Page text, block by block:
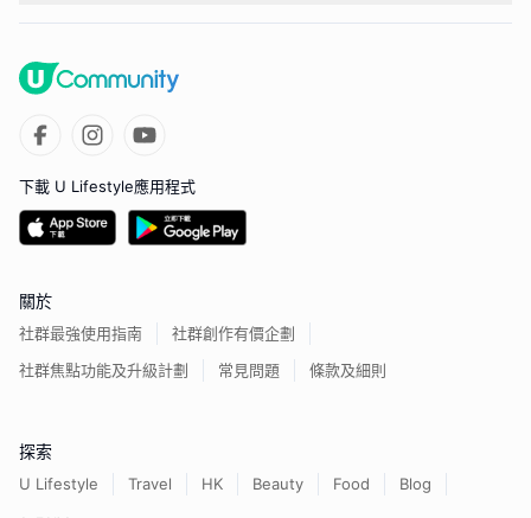
下載 U Lifestyle應用程式
關於
社群最強使用指南
社群創作有價企劃
社群焦點功能及升級計劃
常見問題 條款及細則
探索
U Lifestyle Travel HK Beauty Food
Blog